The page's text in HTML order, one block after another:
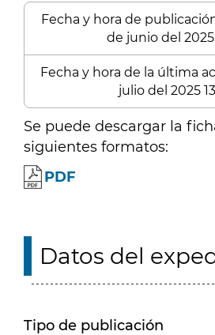
Fecha y hora de
de junio del 2025
Fecha y hora de la última
julio del 2025
Se puede descargar la
siguientes formatos:
PDF
Datos del
Tipo de publicación